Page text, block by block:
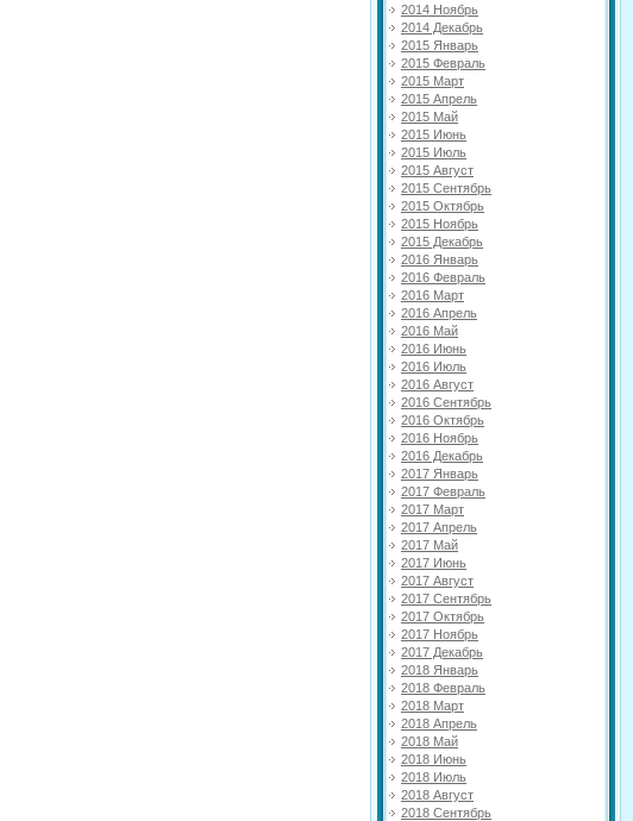
2014 Ноябрь
2014 Декабрь
2015 Январь
2015 Февраль
2015 Март
2015 Апрель
2015 Май
2015 Июнь
2015 Июль
2015 Август
2015 Сентябрь
2015 Октябрь
2015 Ноябрь
2015 Декабрь
2016 Январь
2016 Февраль
2016 Март
2016 Апрель
2016 Май
2016 Июнь
2016 Июль
2016 Август
2016 Сентябрь
2016 Октябрь
2016 Ноябрь
2016 Декабрь
2017 Январь
2017 Февраль
2017 Март
2017 Апрель
2017 Май
2017 Июнь
2017 Август
2017 Сентябрь
2017 Октябрь
2017 Ноябрь
2017 Декабрь
2018 Январь
2018 Февраль
2018 Март
2018 Апрель
2018 Май
2018 Июнь
2018 Июль
2018 Август
2018 Сентябрь